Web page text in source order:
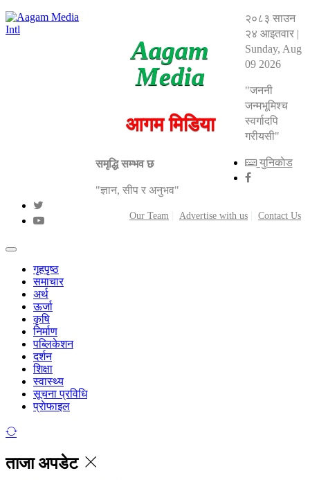
Aagam
Media
आगम मिडिया
समृद्धि सम्भव छ
"ज्ञान, सीप र अनुभव"
Our Team Advertise with us Contact Us
२०८३ साउन
२४ आइतवार|
Sunday, Aug
09 2026
"जननी
जन्मभूमिश्च
स्वर्गादपि
गरीयसी"
युनिकाेड
गृहपृष्ठ
समाचार
अर्थ
ऊर्जा
कृषि
निर्माण
पब्लिकेशन
दर्शन
शिक्षा
स्वास्थ्य
सूचना प्रविधि
प्राेफाइल
ताजा अपडेट